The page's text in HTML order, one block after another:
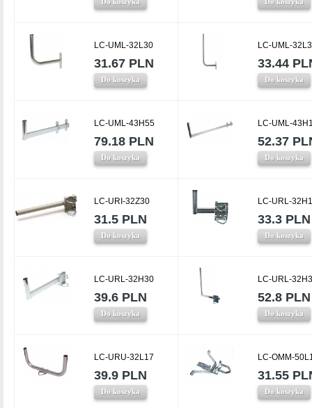
LC-UML-32L30
31.67 PLN
Do koszyka
LC-UML-
33.44
Do koszyka
LC-UML-43H55
79.18 PLN
Do koszyka
LC-UML-
52.37
Do koszyka
LC-URI-32Z30
31.5 PLN
Do koszyka
LC-URL-
33.3 PLN
Do koszyka
LC-URL-32H30
39.6 PLN
Do koszyka
LC-URL-
52.8 PLN
Do koszyka
LC-URU-32L17
39.9 PLN
Do koszyka
LC-OMM-
31.55
Do koszyka